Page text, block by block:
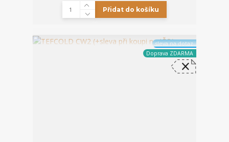
Přidat do košíku
sleva na dotaz
Doprava ZDARMA